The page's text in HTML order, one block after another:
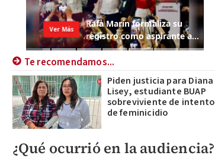
Te recomendamos...
Piden justicia para Diana
Lisey, estudiante BUAP
sobreviviente de intento
de feminicidio
¿Qué ocurrió en la audiencia?